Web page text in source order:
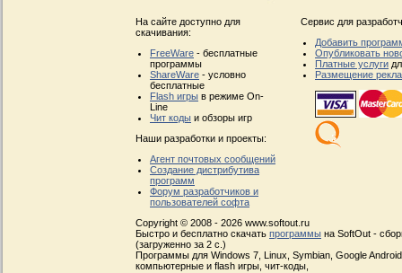
На сайте доступно для
скачивания:
FreeWare - бесплатные
программы
ShareWare - условно
бесплатные
Flash игры в режиме On-
Line
Чит коды и обзоры игр
Наши разработки и проекты:
Агент почтовых сообщений
Создание дистрибутива
программ
Форум разработчиков и
пользователей софта
Сервис для
Добавить
Опубликовать
Платные услуги
Размещение
Copyright © 2008 - 2026 www.softout.ru
Быстро и бесплатно скачать программы на SoftOut -
(загруженно за 2 с.)
Программы для Windows 7, Linux, Symbian, Google
компьютерные и flash игры, чит-коды,